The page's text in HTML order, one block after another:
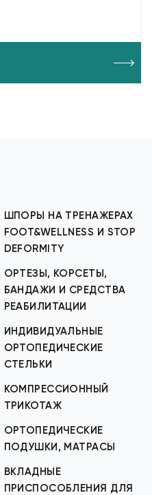
ШПОРЫ НА ТРЕНАЖЕРАХ
FOOT&WELLNESS И STOP
DEFORMITY
ОРТЕЗЫ, КОРСЕТЫ,
БАНДАЖИ И СРЕДСТВА
РЕАБИЛИТАЦИИ
ИНДИВИДУАЛЬНЫЕ
ОРТОПЕДИЧЕСКИЕ
СТЕЛЬКИ
КОМПРЕССИОННЫЙ
ТРИКОТАЖ
ОРТОПЕДИЧЕСКИЕ
ПОДУШКИ, МАТРАСЫ
ВКЛАДНЫЕ
ПРИСПОСОБЛЕНИЯ ДЛЯ